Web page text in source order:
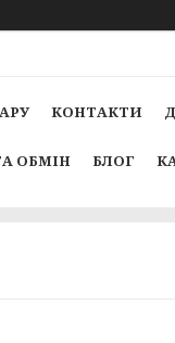
КОНТАКТИ
ОБМІН БЛОГ